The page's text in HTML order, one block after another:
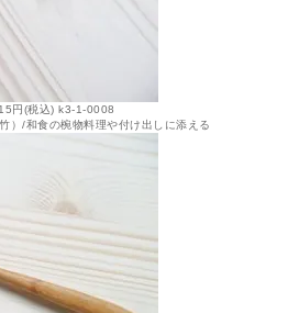
円(税込) k3-1-0008
）/和食の椀物料理や付け出しに添える